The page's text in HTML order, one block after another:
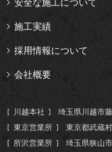
安全な施工について
施工実績
採用情報について
会社概要
川越本社
埼玉県川越市
東京営業所
東京都武蔵
所沢営業所
埼玉県狭山